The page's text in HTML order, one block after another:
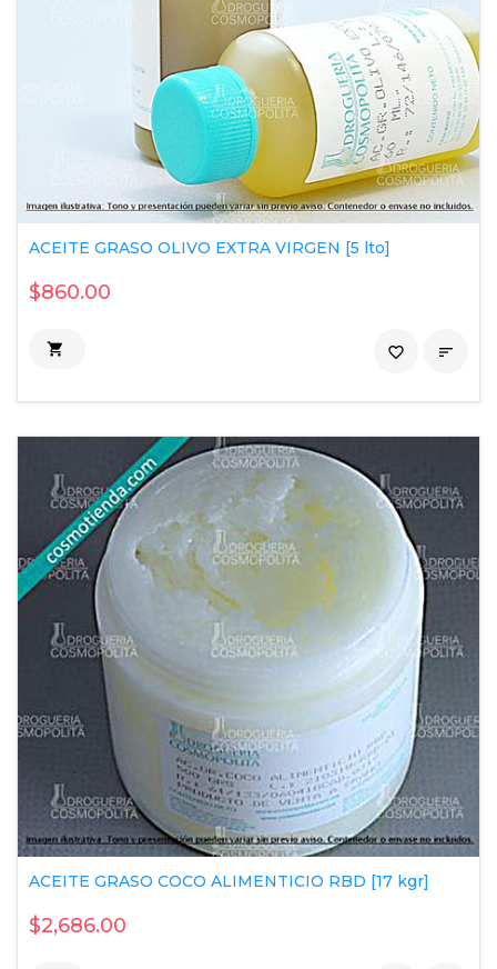
ACEITE GRASO OLIVO EXTRA VIRGEN [5 lto]
$860.00
 
favorite_border
ACEITE GRASO COCO ALIMENTICIO RBD [17 kgr]
$2,686.00